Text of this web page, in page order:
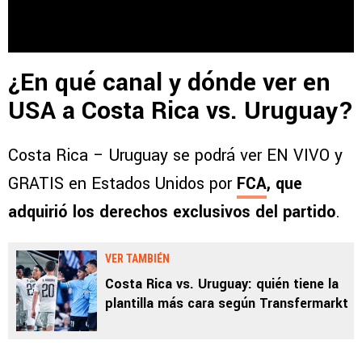
¿En qué canal y dónde ver en
USA a Costa Rica vs. Uruguay?
Costa Rica – Uruguay se podrá ver EN VIVO y
GRATIS en Estados Unidos por FCA, que
adquirió los derechos exclusivos del partido.
VER TAMBIÉN
Costa Rica vs. Uruguay: quién tiene la
plantilla más cara según Transfermarkt